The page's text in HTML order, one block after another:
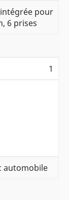
pour
6 prises
1
automobile